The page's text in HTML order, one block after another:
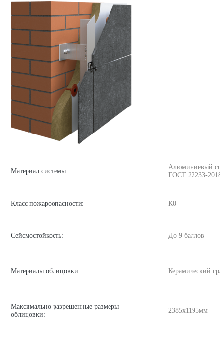
Материал системы:
Алюминиевый
ГОСТ 22233-
Класс пожароопасности: К0
Сейсмостойкость: До 9 баллов
Материалы облицовки: Керамический
Максимально разрешенные размеры
облицовки:
2385х1195мм